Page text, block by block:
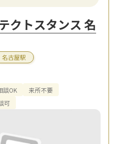
クトスタンス 名
名古屋駅
談OK
来所不要
可